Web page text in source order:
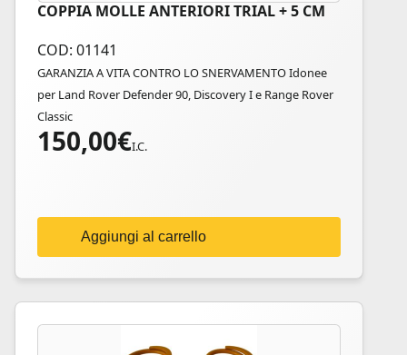
COPPIA MOLLE ANTERIORI TRIAL + 5 CM
COD: 01141
GARANZIA A VITA CONTRO LO SNERVAMENTO Idonee
per Land Rover Defender 90, Discovery I e Range Rover
Classic
150,00€I.C.
Aggiungi al carrello